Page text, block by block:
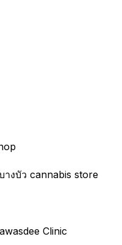
างบัว cannabis store
Clinic